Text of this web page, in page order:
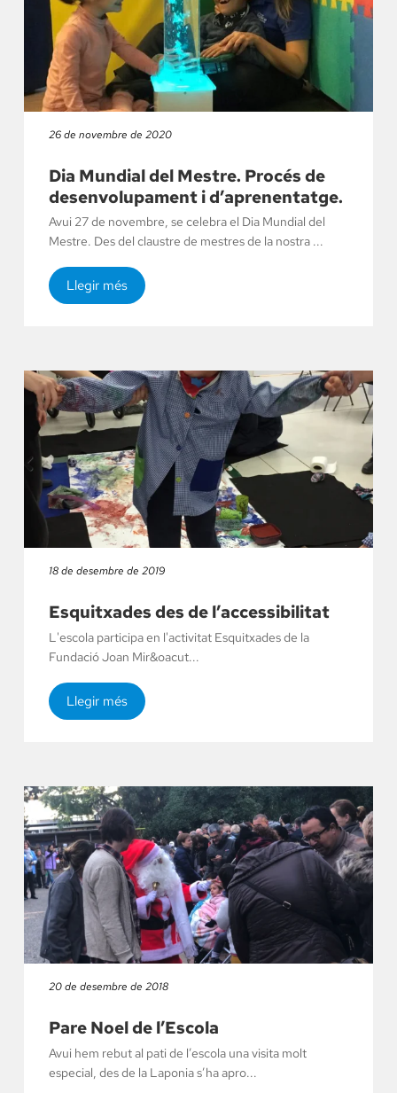
26 de novembre de 2020
Dia Mundial del Mestre. Procés de
desenvolupament i d’aprenentatge.
Avui 27 de novembre, se celebra el Dia Mundial del
Mestre. Des del claustre de mestres de la nostra ...
Llegir més
18 de desembre de 2019
Esquitxades des de l’accessibilitat
L'escola participa en l'activitat Esquitxades de la
Fundació Joan Mir&oacut...
Llegir més
20 de desembre de 2018
Pare Noel de l’Escola
Avui hem rebut al pati de l’escola una visita molt
especial, des de la Laponia s’ha apro...